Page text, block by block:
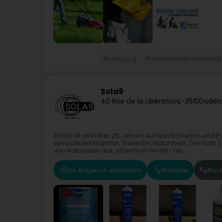
Sola9
40 Rue de la LibérationL-3510
Sola9 ist seit über 25 Jahren auf das Schleifen und
spezialisiert.Marmor, Travertin, Naturstein,
von Naturstein aus, sowohl im Innen- als...
Ein Angebot anfordern Website